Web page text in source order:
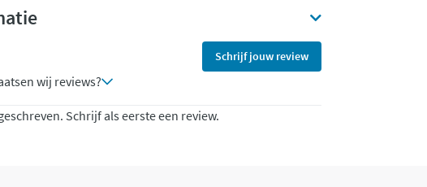
Schrijf jouw review
wij reviews?
Schrijf als eerste een review.